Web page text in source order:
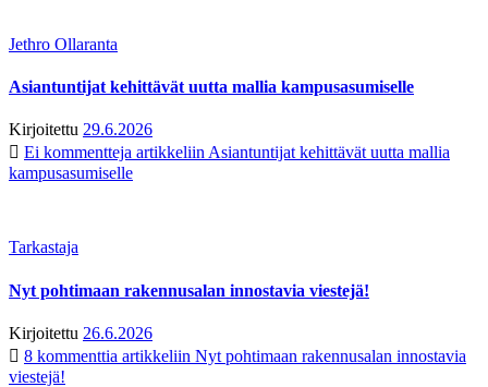
Jethro Ollaranta
Asiantuntijat kehittävät uutta mallia kampusasumiselle
Kirjoitettu 29.6.2026
Ei kommentteja artikkeliin Asiantuntijat kehittävät uutta mallia
kampusasumiselle
Tarkastaja
Nyt pohtimaan rakennusalan innostavia viestejä!
Kirjoitettu 26.6.2026
8 kommenttia artikkeliin Nyt pohtimaan rakennusalan innostavia
viestejä!